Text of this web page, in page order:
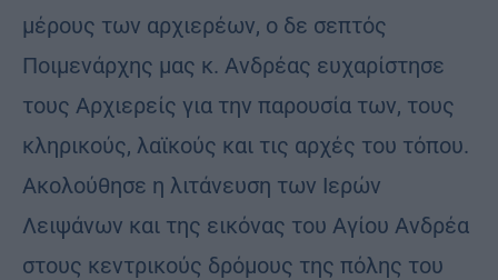
μέρους των αρχιερέων, ο δε σεπτός
Ποιμενάρχης μας κ. Ανδρέας ευχαρίστησε
τους Αρχιερείς για την παρουσία των, τους
κληρικούς, λαϊκούς και τις αρχές του τόπου.
Ακολούθησε η λιτάνευση των Ιερών
Λειψάνων και της εικόνας του Αγίου Ανδρέα
στους κεντρικούς δρόμους της πόλης του